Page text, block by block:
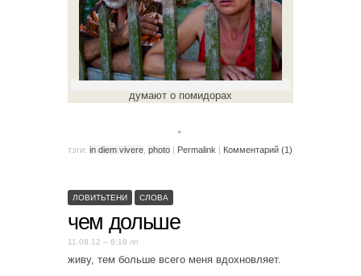
думают о помидорах
。
тэги: in diem vivere photo | Permalink | Комментарий (1)
ЛОВИТЬТЕНИ СЛОВА
чем дольше
11.08.12 – 6:18 пп
живу, тем больше всего меня вдохновляет.